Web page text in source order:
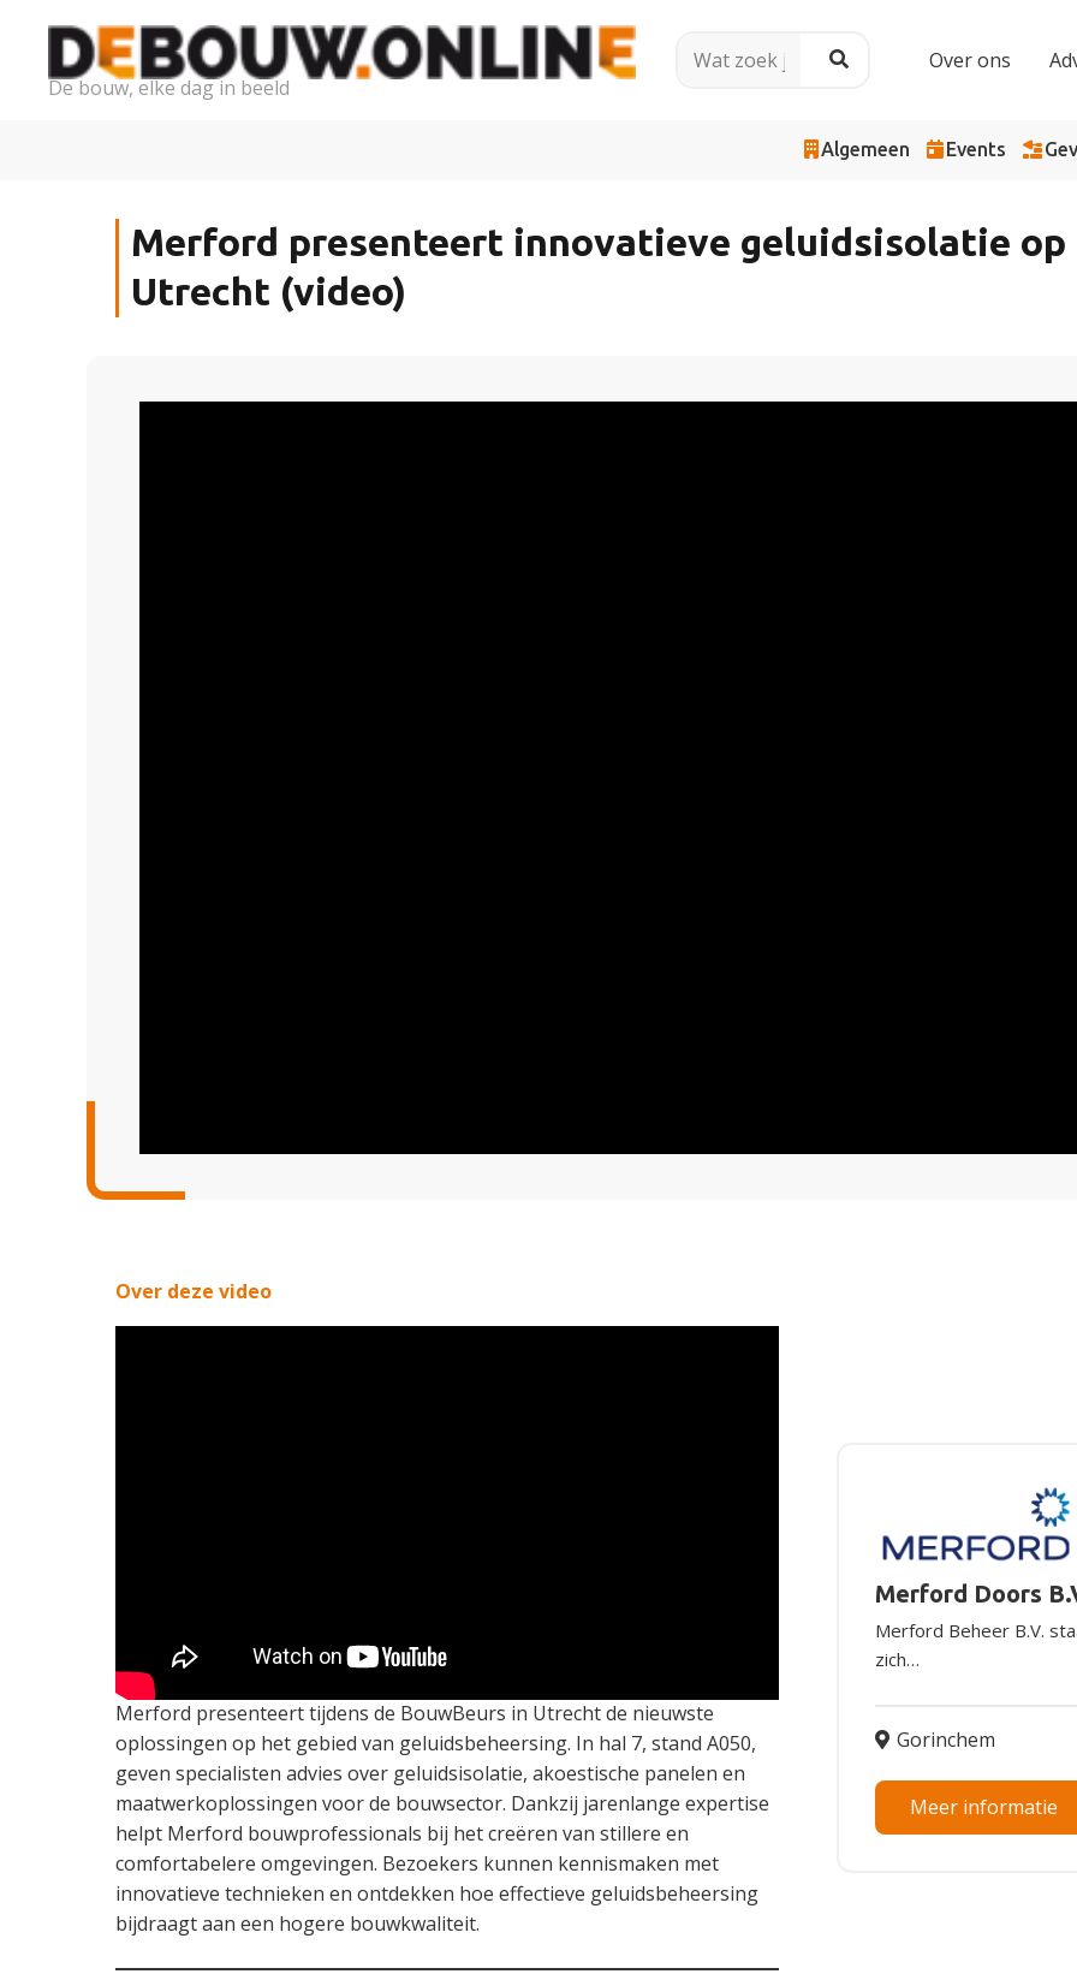
De bouw, elke dag in beeld
Over ons
Algemeen Events
Merford presenteert innovatieve geluidsisolatie op
Utrecht (video)
Over deze video
Merford presenteert tijdens de BouwBeurs in Utrecht de nieuwste
oplossingen op het gebied van geluidsbeheersing. In hal 7, stand A050,
geven specialisten advies over geluidsisolatie, akoestische panelen en
maatwerkoplossingen voor de bouwsector. Dankzij jarenlange expertise
helpt Merford bouwprofessionals bij het creëren van stillere en
comfortabelere omgevingen. Bezoekers kunnen kennismaken met
innovatieve technieken en ontdekken hoe effectieve geluidsbeheersing
bijdraagt aan een hogere bouwkwaliteit.
Merford Doors
Merford Beheer B.V.
zich…
Gorinchem
Meer informatie